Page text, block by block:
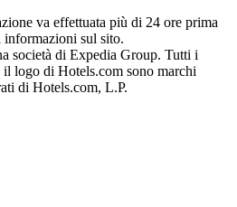
va effettuata più di 24 ore prima
sul sito.
società di Expedia Group. Tutti i
logo di Hotels.com sono marchi
di Hotels.com, L.P.